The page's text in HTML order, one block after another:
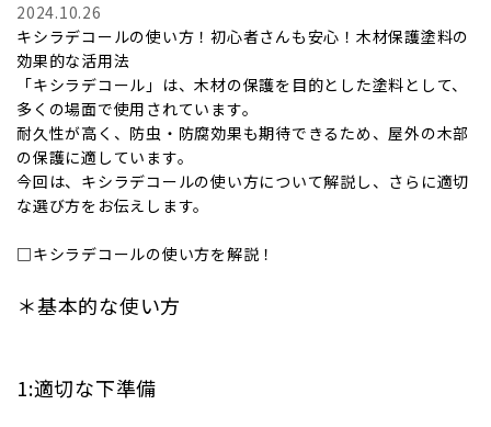
2024.10.26
キシラデコールの使い方！初心者さんも安心！木材保護塗料の
効果的な活用法
「キシラデコール」は、木材の保護を目的とした塗料として、
多くの場面で使用されています。
耐久性が高く、防虫・防腐効果も期待できるため、屋外の木部
の保護に適しています。
今回は、キシラデコールの使い方について解説し、さらに適切
な選び方をお伝えします。
□キシラデコールの使い方を解説！
＊基本的な使い方
1:適切な下準備